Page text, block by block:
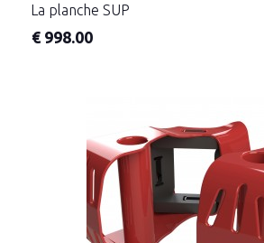
La planche SUP
€ 998.00